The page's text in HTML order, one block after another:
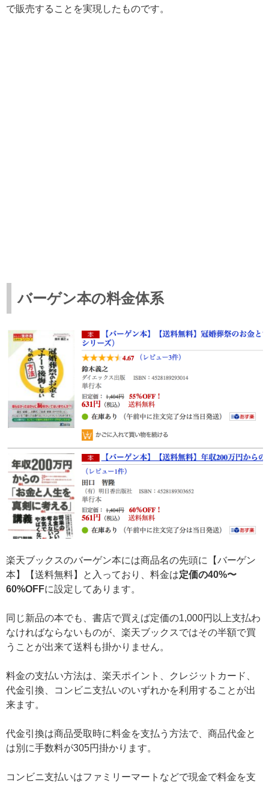
で販売することを実現したものです。
バーゲン本の料金体系
楽天ブックスのバーゲン本には商品名の先頭に【バーゲン
本】【送料無料】と入っており、料金は定価の40%〜
60%OFFに設定してあります。
同じ新品の本でも、書店で買えば定価の1,000円以上支払わ
なければならないものが、楽天ブックスではその半額で買
うことが出来て送料も掛かりません。
料金の支払い方法は、楽天ポイント、クレジットカード、
代金引換、コンビニ支払いのいずれかを利用することが出
来ます。
代金引換は商品受取時に料金を支払う方法で、商品代金と
は別に手数料が305円掛かります。
コンビニ支払いはファミリーマートなどで現金で料金を支